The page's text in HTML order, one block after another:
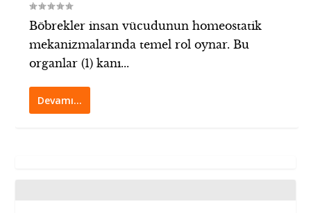
Böbrekler insan vücudunun homeostatik
mekanizmalarında temel rol oynar. Bu
organlar (1) kanı...
Devamı…